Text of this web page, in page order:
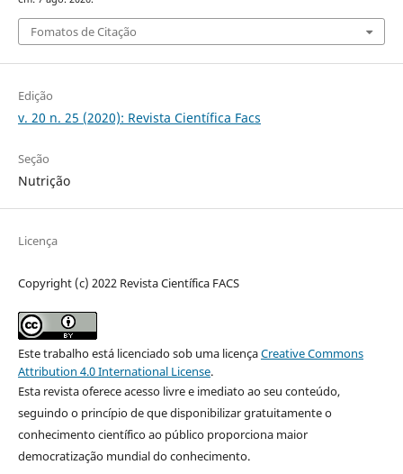
Fomatos de Citação
Edição
v. 20 n. 25 (2020): Revista Científica Facs
Seção
Nutrição
Licença
Copyright (c) 2022 Revista Científica FACS
Este trabalho está licenciado sob uma licençaCreative Commons
Attribution 4.0 International License.
Esta revista oferece acesso livre e imediato ao seu conteúdo,
seguindo o princípio de que disponibilizar gratuitamente o
conhecimento científico ao público proporciona maior
democratização mundial do conhecimento.